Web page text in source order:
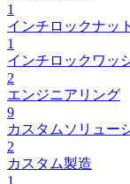
1
インチロックナット
1
インチロックワッ
2
エンジニアリング
9
カスタムソリュー
2
カスタム製造
1